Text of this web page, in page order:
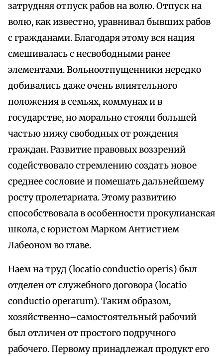
затрудняя отпуск рабов на волю. Отпуск на
волю, как известно, уравнивал бывших рабов
с гражданами. Благодаря этому вся нация
смешивалась с несвободными ранее
элементами. Вольноотпущенники нередко
добивались даже очень влиятельного
положения в семьях, коммунах и в
государстве, но морально стояли большей
частью нижу свободных от рождения
граждан. Развитие правовых воззрений
содействовало стремлению создать новое
среднее сословие и помешать дальнейшему
росту пролетариата. Этому развитию
способствовала в особенности прокулианская
школа, с юристом Марком Антистием
Лабеоном во главе.
Наем на труд (locatio conductio operis) был
отделен от служебного договора (locatio
conductio operarum). Таким образом,
хозяйственно–самостоятельный рабочий
был отличен от простого подручного
рабочего. Первому принадлежал продукт его